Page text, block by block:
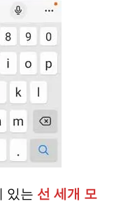
있는선 세개 모